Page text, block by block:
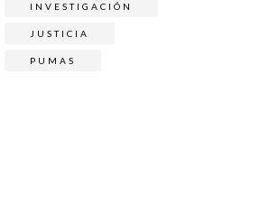
INVESTIGACIÓN
JUSTICIA
PUMAS